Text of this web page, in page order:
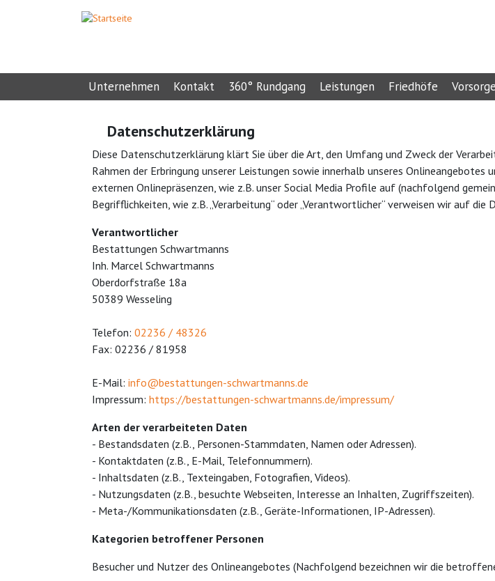
Unternehmen Kontakt 360° Rundgang Leistungen Friedhöfe Vorsorge
Datenschutzerklärung
Diese Datenschutzerklärung klärt Sie über die Art, den Umfang und Zweck der
Rahmen der Erbringung unserer Leistungen sowie innerhalb unseres
externen Onlinepräsenzen, wie z.B. unser Social Media Profile auf (nachfolgend
Begrifflichkeiten, wie z.B. „Verarbeitung“ oder „Verantwortlicher“ verweisen wir auf
Verantwortlicher
Bestattungen Schwartmanns
Inh. Marcel Schwartmanns
Oberdorfstraße 18a
50389 Wesseling
Telefon: 02236 / 48326
Fax: 02236 / 81958
E-Mail: info@bestattungen-schwartmanns.de
Impressum: https://bestattungen-schwartmanns.de/impressum/
Arten der verarbeiteten Daten
- Bestandsdaten (z.B., Personen-Stammdaten, Namen oder Adressen).
- Kontaktdaten (z.B., E-Mail, Telefonnummern).
- Inhaltsdaten (z.B., Texteingaben, Fotografien, Videos).
- Nutzungsdaten (z.B., besuchte Webseiten, Interesse an Inhalten, Zugriffszeiten).
- Meta-/Kommunikationsdaten (z.B., Geräte-Informationen, IP-Adressen).
Kategorien betroffener Personen
Besucher und Nutzer des Onlineangebotes (Nachfolgend bezeichnen wir die